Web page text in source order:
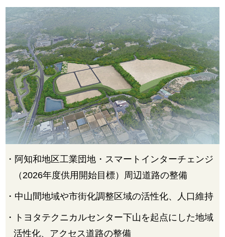
・阿知和地区工業団地・スマートインターチェンジ
（2026年度供用開始目標）周辺道路の整備
・中山間地域や市街化調整区域の活性化、人口維持
・トヨタテクニカルセンター下山を起点にした地域
活性化、アクセス道路の整備